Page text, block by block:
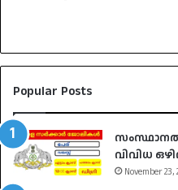
Popular Posts
വിവിധ
November 23,